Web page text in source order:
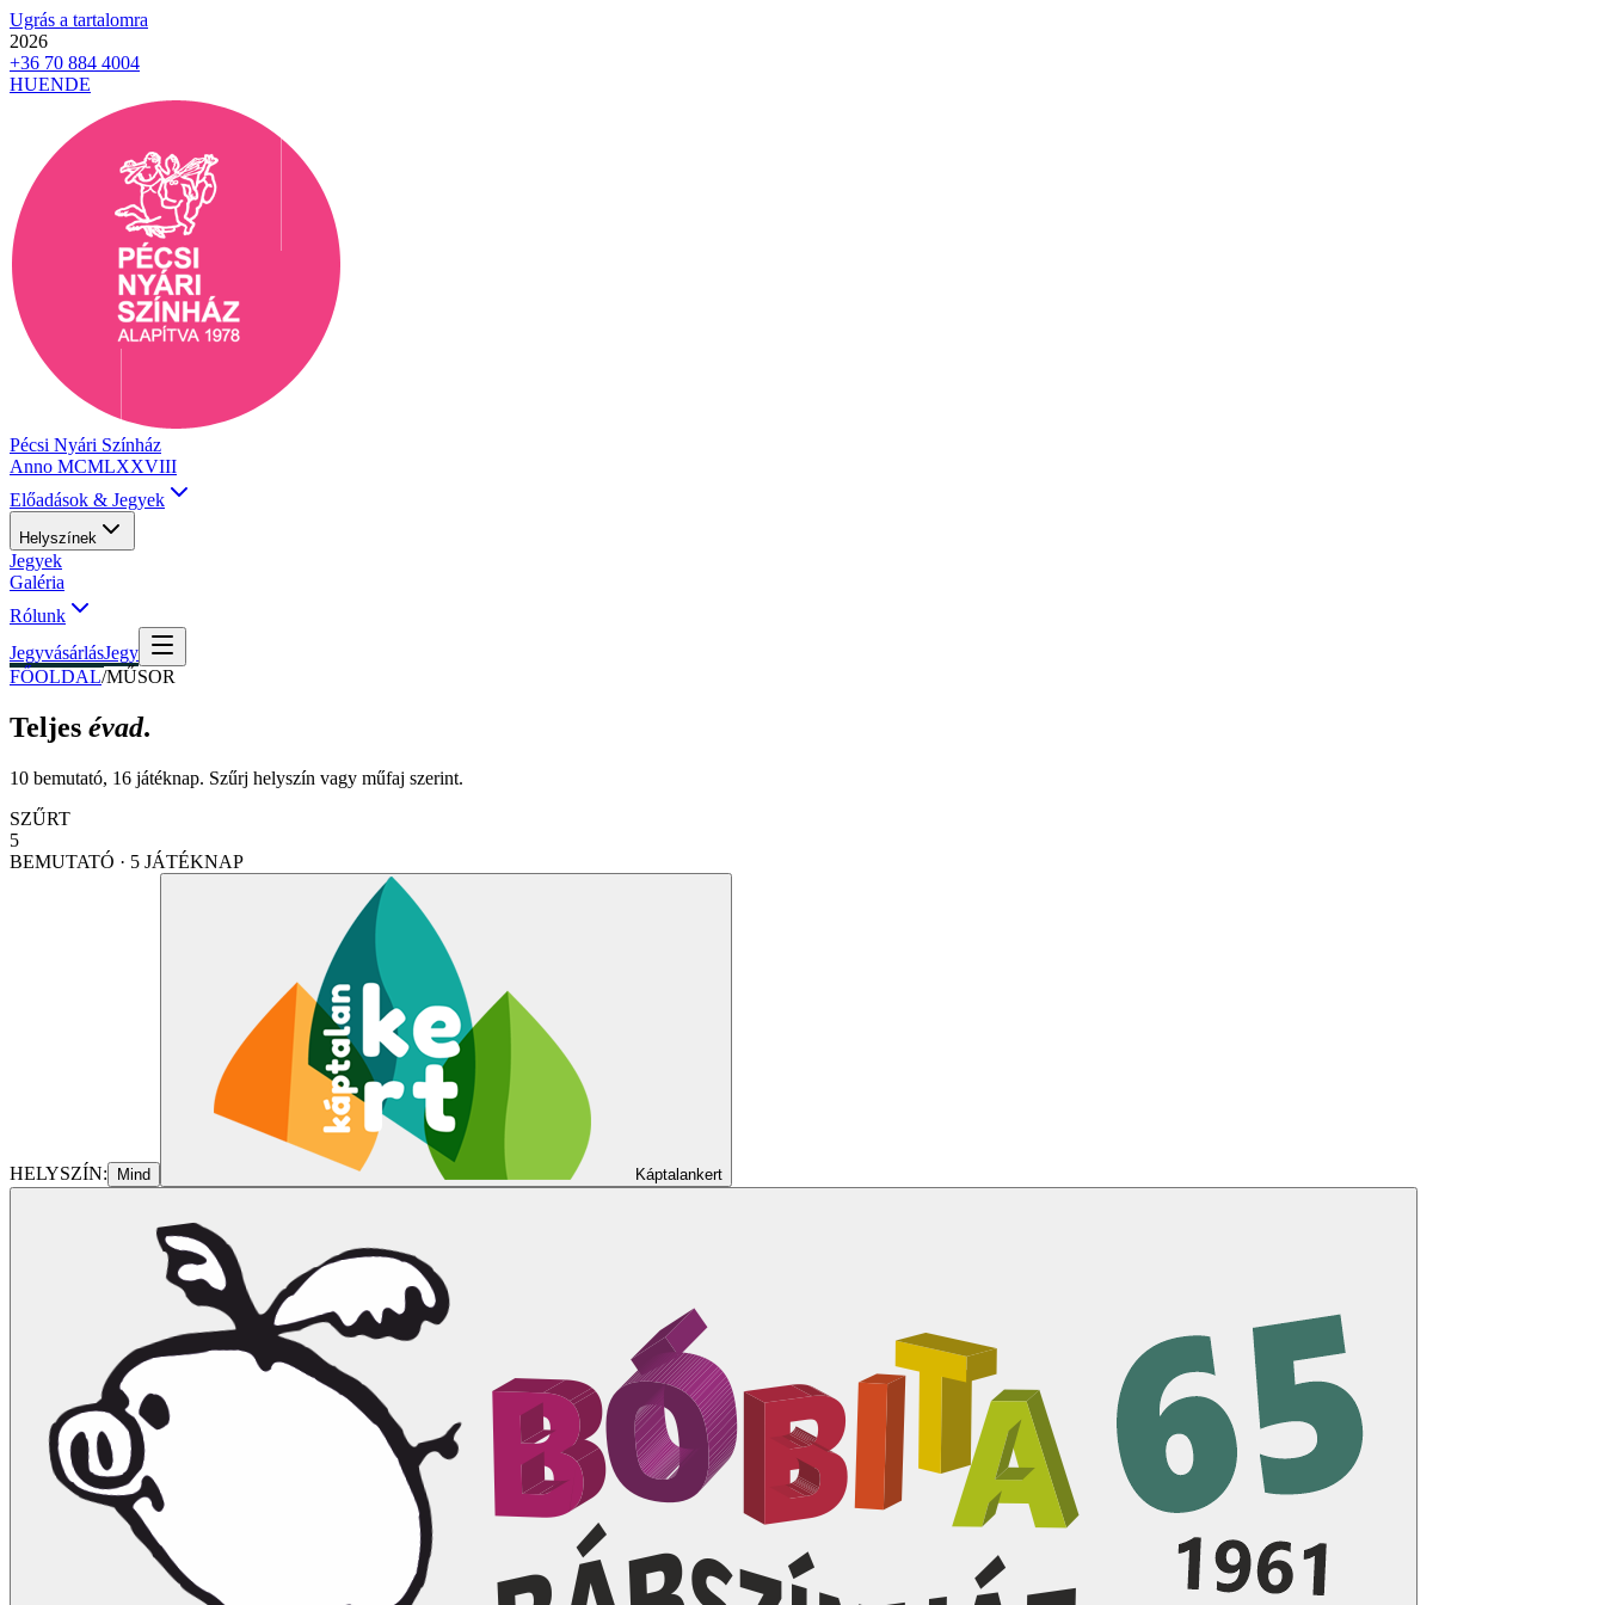
Ugrás a tartalomra
2026
+36 70 884 4004
HUENDE
Pécsi Nyári Színház
Anno MCMLXXVIII
Előadások & Jegyek
Helyszínek
Jegyek
Galéria
Rólunk
JegyvásárlásJegy
FŐOLDAL/MŰSOR
Teljes évad.
10 bemutató, 16 játéknap. Szűrj helyszín vagy műfaj szerint.
SZŰRT
5
BEMUTATÓ · 5 JÁTÉKNAP
HELYSZÍN: Mind Káptalankert